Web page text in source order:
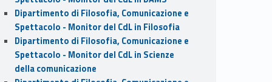
Dipartimento di Filosofia, Comunicazione e
Spettacolo - Monitor del CdL in Filosofia
Dipartimento di Filosofia, Comunicazione e
Spettacolo - Monitor del CdL in Scienze
della comunicazione